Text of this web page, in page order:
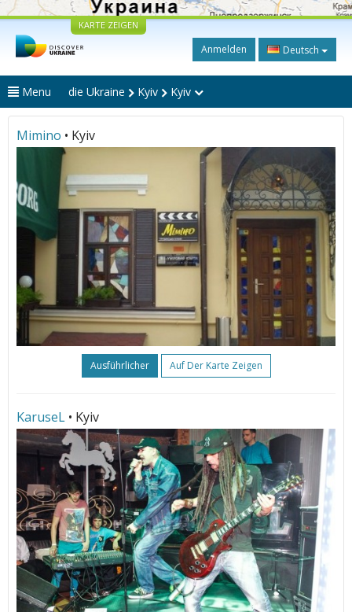
KARTE ZEIGEN
Anmelden Deutsch
Menu die Ukraine Kyiv Kyiv
Mimino • Kyiv
Ausführlicher Auf Der Karte Zeigen
KaruseL • Kyiv